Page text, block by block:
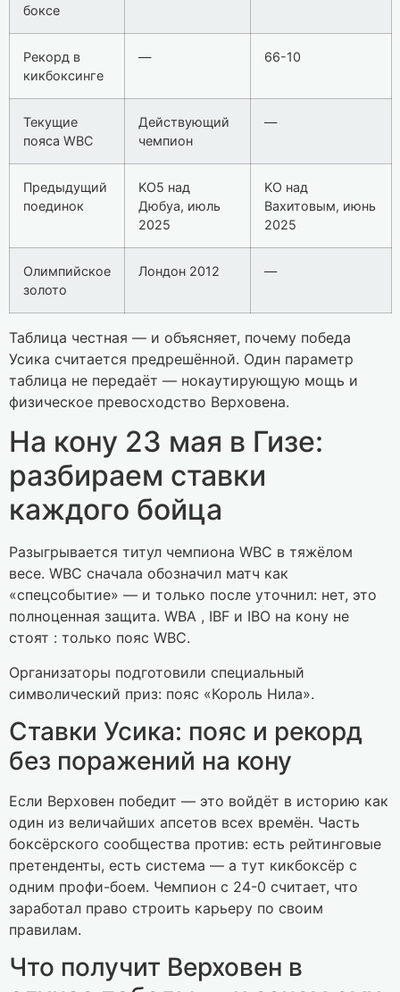
боксе
Рекорд в
кикбоксинге
— 66-10
Текущие
пояса WBC
Действующий
чемпион
—
Предыдущий
поединок
KO5 над
Дюбуа, июль
2025
KO над
Вахитовым, июнь
2025
Олимпийское
золото
Лондон 2012 —
Таблица честная — и объясняет, почему победа
Усика считается предрешённой. Один параметр
таблица не передаёт — нокаутирующую мощь и
физическое превосходство Верховена.
На кону 23 мая в Гизе:
разбираем ставки
каждого бойца
Разыгрывается титул чемпиона WBC в тяжёлом
весе. WBC сначала обозначил матч как
«спецсобытие» — и только после уточнил: нет, это
полноценная защита. WBA , IBF и IBO на кону не
стоят : только пояс WBC.
Организаторы подготовили специальный
символический приз: пояс «Король Нила».
Ставки Усика: пояс и рекорд
без поражений на кону
Если Верховен победит — это войдёт в историю как
один из величайших апсетов всех времён. Часть
боксёрского сообщества против: есть рейтинговые
претенденты, есть система — а тут кикбоксёр с
одним профи-боем. Чемпион с 24-0 считает, что
заработал право строить карьеру по своим
правилам.
Что получит Верховен в